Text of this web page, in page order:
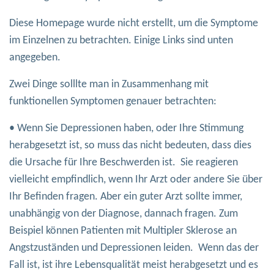
Diese Homepage wurde nicht erstellt, um die Symptome
im Einzelnen zu betrachten. Einige Links sind unten
angegeben.
Zwei Dinge solllte man in Zusammenhang mit
funktionellen Symptomen genauer betrachten:
• Wenn Sie Depressionen haben, oder Ihre Stimmung
herabgesetzt ist, so muss das nicht bedeuten, dass dies
die Ursache für Ihre Beschwerden ist. Sie reagieren
vielleicht empfindlich, wenn Ihr Arzt oder andere Sie über
Ihr Befinden fragen. Aber ein guter Arzt sollte immer,
unabhängig von der Diagnose, dannach fragen. Zum
Beispiel können Patienten mit Multipler Sklerose an
Angstzuständen und Depressionen leiden. Wenn das der
Fall ist, ist ihre Lebensqualität meist herabgesetzt und es